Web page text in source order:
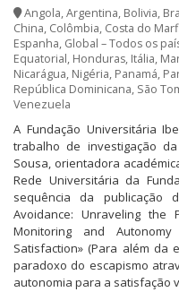
Angola,Argentina, Bolivia,
China, Colômbia, Costa do
Espanha, Global – Todos os
Equatorial, Honduras, Itália,
Nicarágua, Nigéria, Panamá,
República Dominicana, São
Venezuela
A Fundação Universitária
trabalho de investigação
Sousa, orientadora
Rede Universitária da
sequência da publicação
Avoidance: Unraveling the
Monitoring and
Satisfaction» (Para além da
paradoxo do escapismo
autonomia para a satisfação